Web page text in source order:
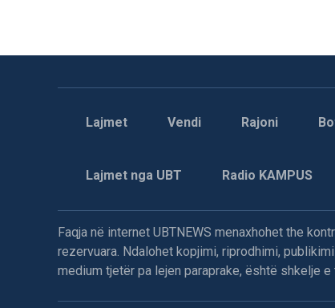
Lajmet Vendi Rajoni
Lajmet nga UBT Radio KAMPUS
Faqja në internet UBTNEWS menaxhohet the
rezervuara. Ndalohet kopjimi, riprodhimi,
medium tjetër pa lejen paraprake, është shkelje